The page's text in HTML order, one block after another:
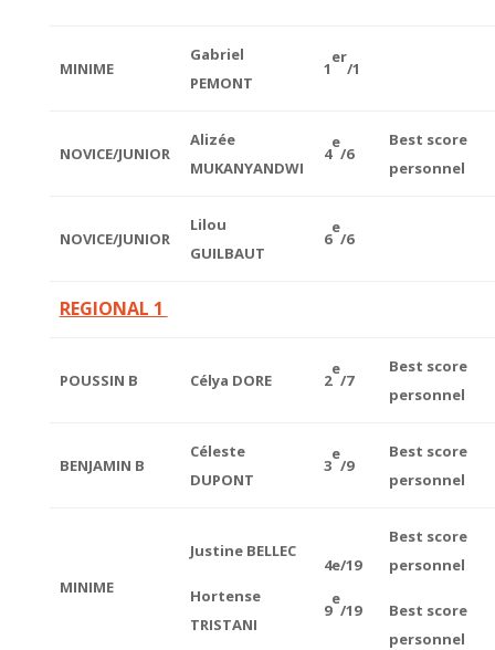
MINIME
Gabriel
PEMONT
1
er
/1
NOVICE/JUNIOR
Alizée
MUKANYANDWI
4
e
/6
Best score
personnel
NOVICE/JUNIOR
Lilou
GUILBAUT
6
e
/6
REGIONAL 1
POUSSIN B Célya DORE 2
e
/7
Best score
personnel
BENJAMIN B
Céleste
DUPONT
3
e
/9
Best score
personnel
MINIME
Justine BELLEC
Hortense
TRISTANI
4e/19
9
e
/19
Best score
personnel
Best score
personnel